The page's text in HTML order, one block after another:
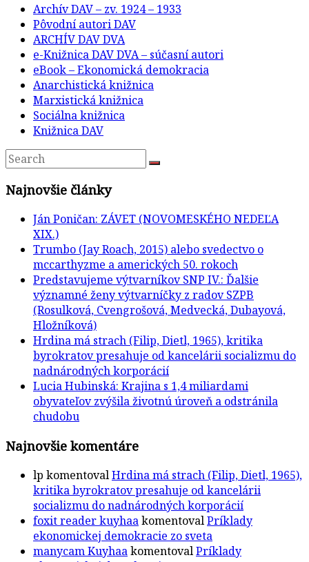
Archív DAV – zv. 1924 – 1933
Pôvodní autori DAV
ARCHÍV DAV DVA
e-Knižnica DAV DVA – súčasní autori
eBook – Ekonomická demokracia
Anarchistická knižnica
Marxistická knižnica
Sociálna knižnica
Knižnica DAV
Najnovšie články
Ján Poničan: ZÁVET (NOVOMESKÉHO NEDEĽA
XIX.)
Trumbo (Jay Roach, 2015) alebo svedectvo o
mccarthyzme a amerických 50. rokoch
Predstavujeme výtvarníkov SNP IV.: Ďalšie
významné ženy výtvarníčky z radov SZPB
(Rosulková, Cvengrošová, Medvecká, Dubayová,
Hložníková)
Hrdina má strach (Filip, Dietl, 1965), kritika
byrokratov presahuje od kancelárii socializmu do
nadnárodných korporácií
Lucia Hubinská: Krajina s 1,4 miliardami
obyvateľov zvýšila životnú úroveň a odstránila
chudobu
Najnovšie komentáre
lp komentovalHrdina má strach (Filip, Dietl, 1965),
kritika byrokratov presahuje od kancelárii
socializmu do nadnárodných korporácií
foxit reader kuyhaakomentovalPríklady
ekonomickej demokracie zo sveta
manycam KuyhaakomentovalPríklady